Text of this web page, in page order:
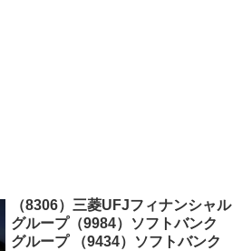
（8306）三菱UFJフィナンシャル
グループ（9984）ソフトバンク
グループ （9434）ソフトバンク